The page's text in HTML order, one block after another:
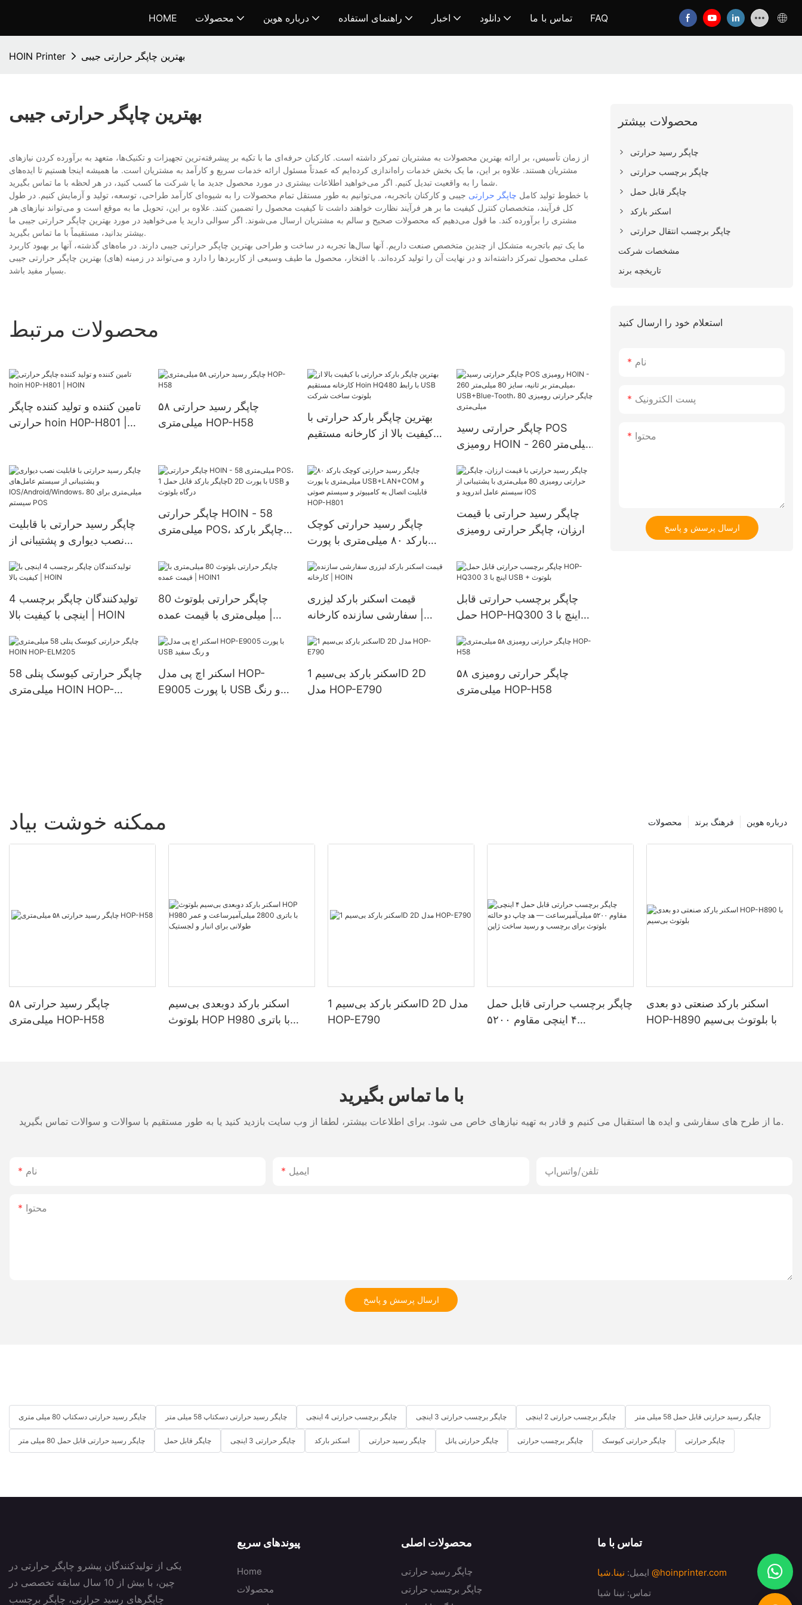
HOME محصولات درباره هوین راهنمای استفاده اخبار دانلود تماس با ما FAQ
HOIN Printer بهترین چاپگر حرارتی جیبی
بهترین چاپگر حرارتی جیبی
از زمان تأسیس، بر ارائه بهترین محصولات به مشتریان تمرکز داشته است. کارکنان حرفه‌ای ما با تکیه بر پیشرفته‌ترین تجهیزات و تکنیک‌ها، متعهد به برآورده کردن نیازهای
مشتریان هستند. علاوه بر این، ما یک بخش خدمات راه‌اندازی کرده‌ایم که عمدتاً مسئول ارائه خدمات سریع و کارآمد به مشتریان است. ما همیشه اینجا هستیم تا ایده‌های
شما را به واقعیت تبدیل کنیم. اگر می‌خواهید اطلاعات بیشتری در مورد محصول جدید ما یا شرکت ما کسب کنید، در هر لحظه با ما تماس بگیرید.
با خطوط تولید کامل چاپگر حرارتی جیبی و کارکنان باتجربه، می‌توانیم به طور مستقل تمام محصولات را به شیوه‌ای کارآمد طراحی، توسعه، تولید و آزمایش کنیم. در طول
کل فرآیند، متخصصان کنترل کیفیت ما بر هر فرآیند نظارت خواهند داشت تا کیفیت محصول را تضمین کنند. علاوه بر این، تحویل ما به موقع است و می‌تواند نیازهای هر
مشتری را برآورده کند. ما قول می‌دهیم که محصولات صحیح و سالم به مشتریان ارسال می‌شوند. اگر سوالی دارید یا می‌خواهید در مورد بهترین چاپگر حرارتی جیبی ما
بیشتر بدانید، مستقیماً با ما تماس بگیرید.
ما یک تیم باتجربه متشکل از چندین متخصص صنعت داریم. آنها سال‌ها تجربه در ساخت و طراحی بهترین چاپگر حرارتی جیبی دارند. در ماه‌های گذشته، آنها بر بهبود کاربرد
عملی محصول تمرکز داشته‌اند و در نهایت آن را تولید کرده‌اند. با افتخار، محصول ما طیف وسیعی از کاربردها را دارد و می‌تواند در زمینه (های) بهترین چاپگر حرارتی جیبی
بسیار مفید باشد.
محصولات مرتبط
تامین کننده و تولید کننده چاپگر
حرارتی hoin H0P-H801 |
چاپگر رسید حرارتی ۵۸
میلی‌متری HOP-H58
بهترین چاپگر بارکد حرارتی با
کیفیت بالا از کارخانه مستقیم
بلوتوث ساخت شرکت
چاپگر حرارتی رسید POS
رومیزی HOIN - 260 میلی‌متر
USB+Blue-Tooth، چاپگر
حرارتی رومیزی 80 میلی‌متری
چاپگر رسید حرارتی با قابلیت
نصب دیواری و پشتیبانی از
IOS/Android/Windows، 80
چاپگر حرارتی HOIN - 58
میلی‌متری POS، چاپگر بارکد
USB و درگاه بلوتوث
چاپگر رسید حرارتی کوچک
بارکد ۸۰ میلی‌متری با پورت
اتصال به کامپیوتر و سیستم
چاپگر رسید حرارتی با قیمت
ارزان، چاپگر حرارتی رومیزی
سیستم عامل اندروید و iOS
تولیدکنندگان چاپگر برچسب 4
اینچی با کیفیت بالا | HOIN
چاپگر حرارتی بلوتوث 80
میلی‌متری با قیمت عمده |
قیمت اسکنر بارکد لیزری
سفارشی سازنده کارخانه |
چاپگر برچسب حرارتی قابل
حمل HOP-HQ300 3 اینچ با
چاپگر حرارتی کیوسک پنلی 58
میلی‌متری HOIN HOP-
اسکنر اچ پی مدل HOP-
E9005 با پورت USB و رنگ
اسکنر بارکد بی‌سیم 1D 2D
مدل HOP-E790
چاپگر حرارتی رومیزی ۵۸
میلی‌متری HOP-H58
محصولات بیشتر
چاپگر رسید حرارتی
چاپگر برچسب حرارتی
چاپگر قابل حمل
اسکنر بارکد
چاپگر برچسب انتقال حرارتی
مشخصات شرکت
تاریخچه برند
استعلام خود را ارسال کنید
نام
پست الکترونیک
محتوا
ارسال پرسش و پاسخ
ممکنه خوشت بیاد درباره هوین فرهنگ برند محصولات
چاپگر رسید حرارتی ۵۸
میلی‌متری HOP-H58
اسکنر بارکد دوبعدی بی‌سیم
بلوتوث HOP H980 با باتری
اسکنر بارکد بی‌سیم 1D 2D مدل
HOP-E790
چاپگر برچسب حرارتی قابل حمل
۴ اینچی مقاوم ۵۲۰۰
اسکنر بارکد صنعتی دو بعدی
HOP-H890 با بلوتوث بی‌سیم
با ما تماس بگیرید
ما از طرح های سفارشی و ایده ها استقبال می کنیم و قادر به تهیه نیازهای خاص می شود. برای اطلاعات بیشتر، لطفا از وب سایت بازدید کنید یا به طور مستقیم با سوالات و سوالات تماس بگیرید.
نام ایمیل تلفن/واتس‌اپ
محتوا
ارسال پرسش و پاسخ
چاپگر رسید حرارتی دسکتاپ 80 میلی متری چاپگر رسید حرارتی دسکتاپ 58 میلی متر چاپگر برچسب حرارتی 4 اینچی چاپگر برچسب حرارتی 3 اینچی چاپگر برچسب حرارتی 2 اینچی چاپگر رسید حرارتی قابل حمل 58 میلی متر
چاپگر رسید حرارتی قابل حمل 80 میلی متر چاپگر قابل حمل چاپگر حرارتی 3 اینچی اسکنر بارکد چاپگر رسید حرارتی چاپگر حرارتی پانل چاپگر برچسب حرارتی چاپگر حرارتی کیوسک چاپگر حرارتی
یکی از تولیدکنندگان پیشرو چاپگر حرارتی در
چین، با بیش از 10 سال سابقه تخصصی در
چاپگرهای رسید حرارتی، چاپگر برچسب
پیوندهای سریع
Home
محصولات
محصولات اصلی
چاپگر رسید حرارتی
چاپگر برچسب حرارتی
تماس با ما
ایمیل: نینا.شیا
@hoinprinter.com
تماس: نینا شیا